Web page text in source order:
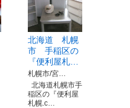
北海道 札幌
市 手稲区の
『便利屋札…
札幌市/宮…
北海道札幌市手
稲区の『便利屋
札幌.c…